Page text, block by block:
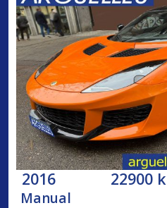
2016 22900
Manual